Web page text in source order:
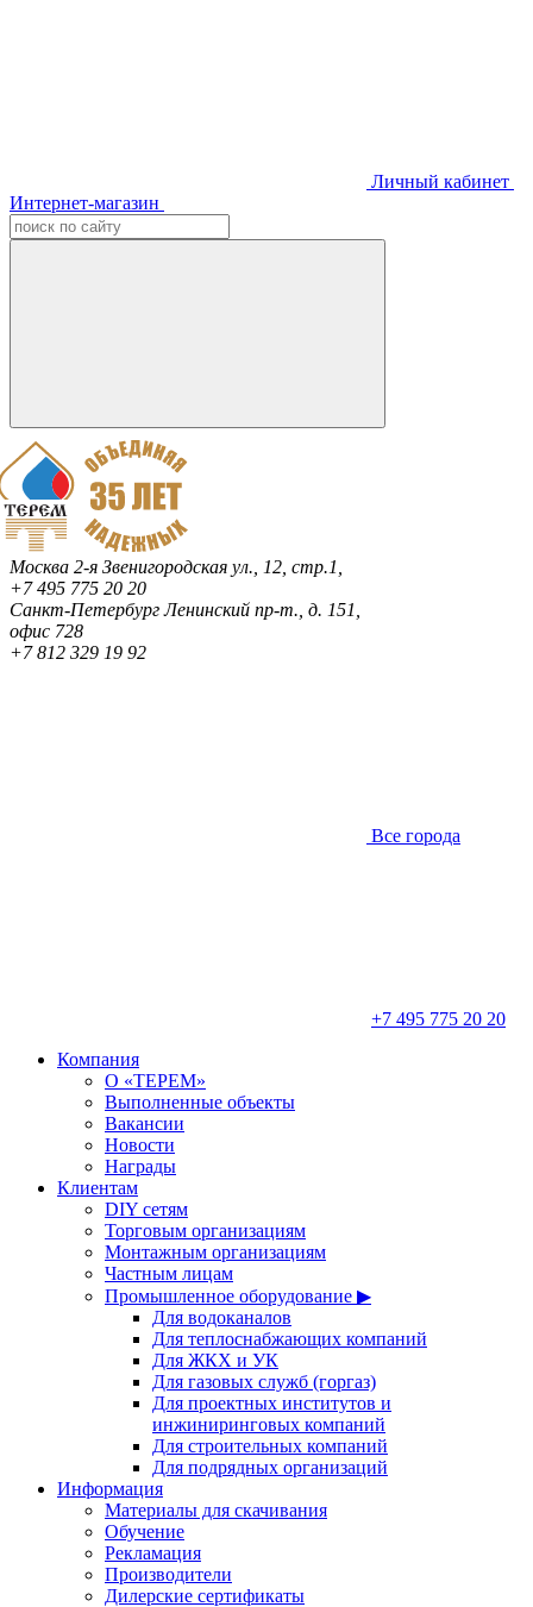
Личный кабинет
Интернет-магазин
Москва 2-я Звенигородская ул., 12, стр.1,
+7 495 775 20 20
Санкт-ПетербургЛенинский пр-т., д. 151,
офис 728
+7 812 329 19 92
Все города
+7 495 775 20 20
Компания
О «ТЕРЕМ»
Выполненные объекты
Вакансии
Новости
Награды
Клиентам
DIY сетям
Торговым организациям
Монтажным организациям
Частным лицам
Промышленное оборудование ▶
Для водоканалов
Для теплоснабжающих компаний
Для ЖКХ и УК
Для газовых служб (горгаз)
Для проектных институтов и
инжиниринговых компаний
Для строительных компаний
Для подрядных организаций
Информация
Материалы для скачивания
Обучение
Рекламация
Производители
Дилерские сертификаты